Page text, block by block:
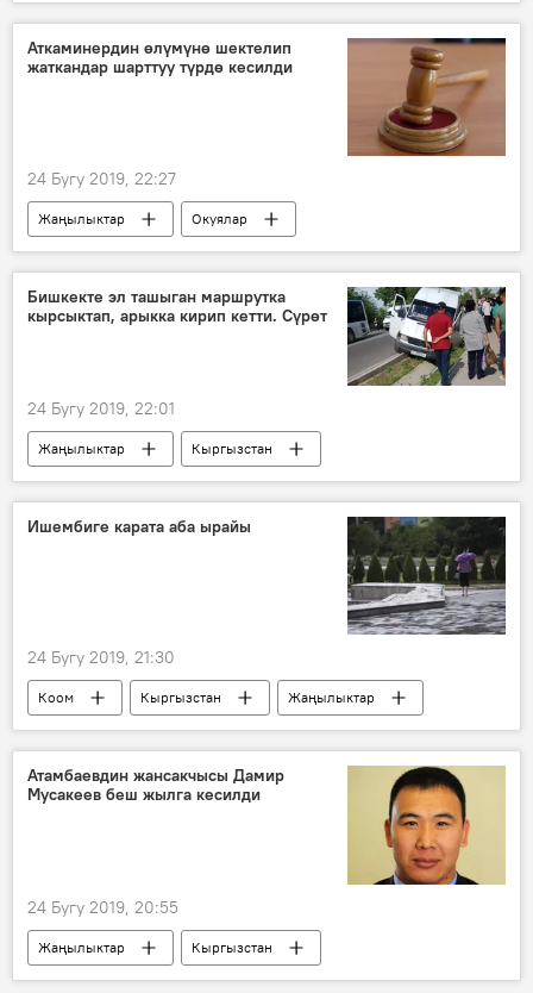
Франция
жарылуу көчө
Аткаминердин өлүмүнө шектелип
жаткандар шарттуу түрдө кесилди
24 Бугу 2019, 22:27
Жаңылыктар
Окуялар
Кыргызстан
Маматназар Жакыпбаев
Бишкекте эл ташыган маршрутка
кырсыктап, арыкка кирип кетти. Сүрөт
24 Бугу 2019, 22:01
Жаңылыктар
Кыргызстан
Окуялар
Бишкек
маршрутка
2019-жылдын башынан бери Кыргызстанда болгон жол кырсыктар
Ишембиге карата аба ырайы
24 Бугу 2019, 21:30
Коом Кыргызстан
Жаңылыктар
аба ырайы
аймактар жамгыр
Атамбаевдин жансакчысы Дамир
Мусакеев беш жылга кесилди
24 Бугу 2019, 20:55
Жаңылыктар
Кыргызстан
Окуялар
Дамир Мусакеев
сот